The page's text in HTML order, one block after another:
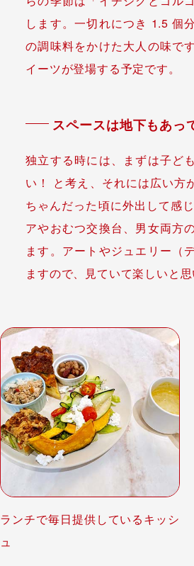
します。一切れにつき 1.5 個
の調味料をかけた大人の味で
イーツが登場する予定です。
スペースは地下もあっ
独立する時には、まずは子ど
い！ と考え、それには広い方
ちゃんだった頃に外出して感
アやおむつ交換台、男女両方
ます。アートやジュエリー（
ますので、見ていて楽しいと思
ランチで毎日提供しているキッシ
ュ